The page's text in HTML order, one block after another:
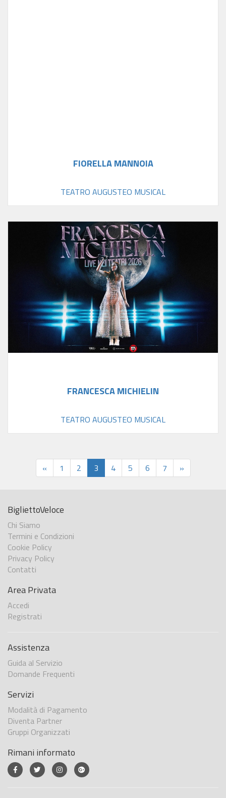
FIORELLA MANNOIA
TEATRO AUGUSTEO MUSICAL
FRANCESCA MICHIELIN
TEATRO AUGUSTEO MUSICAL
« 1 2 3 4 5 6 7 »
BigliettoVeloce
Chi Siamo
Termini e Condizioni
Cookie Policy
Privacy Policy
Contatti
Area Privata
Accedi
Registrati
Assistenza
Guida al Servizio
Domande Frequenti
Servizi
Modalità di Pagamento
Diventa Partner
Gruppi Organizzati
Rimani informato